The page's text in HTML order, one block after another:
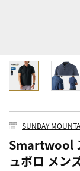
SUNDAY
Smartwool
ュポロ メン